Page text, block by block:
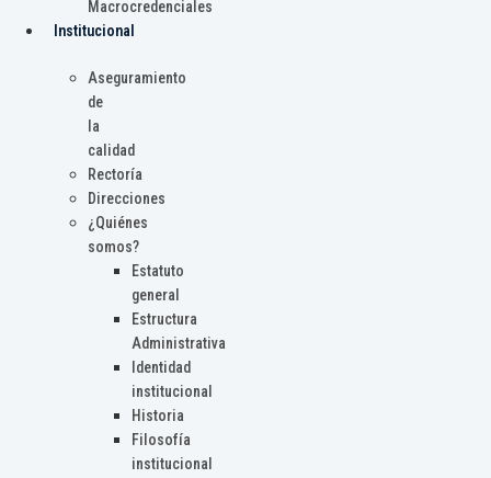
Macrocredenciales
Institucional
Aseguramiento
de
la
calidad
Rectoría
Direcciones
¿Quiénes
somos?
Estatuto
general
Estructura
Administrativa
Identidad
institucional
Historia
Filosofía
institucional